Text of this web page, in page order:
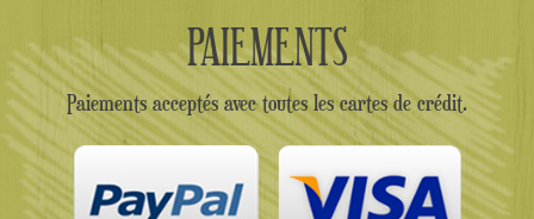
PAIEMENTS
Paiements acceptés avec toutes les cartes de crédit.